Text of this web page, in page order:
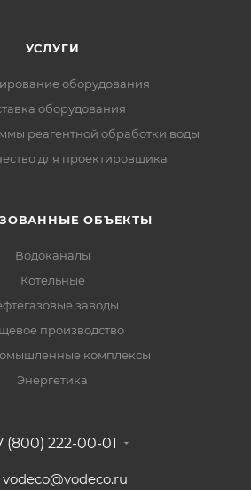
УСЛУГИ
оборудования
оборудования
реагентной обработки воды
для проектировщика
ОБЪЕКТЫ
Водоканалы
Котельные
заводы
производство
комплексы
Энергетика
(800) 222-00-01
vodeco@vodeco.ru